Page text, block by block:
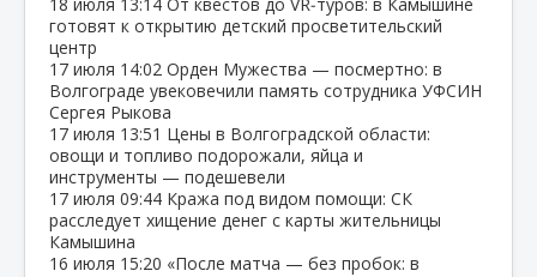
готовят к открытию детский просветительский
центр
17 июля 14:02 Орден Мужества — посмертно: в
Волгограде увековечили память сотрудника УФСИН
Сергея Рыкова
17 июля 13:51 Цены в Волгоградской области:
овощи и топливо подорожали, яйца и
инструменты — подешевели
17 июля 09:44 Кража под видом помощи: СК
расследует хищение денег с карты жительницы
Камышина
16 июля 15:20 «После матча — без пробок: в